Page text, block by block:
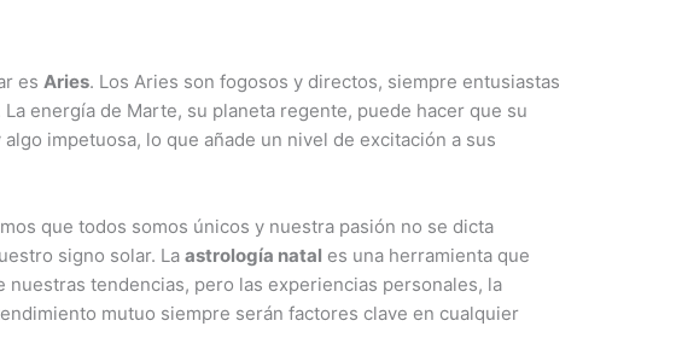
esAries. Los Aries son fogosos y directos, siempre entusiastas
energía de Marte, su planeta regente, puede hacer que su
algo impetuosa, lo que añade un nivel de excitación a sus
que todos somos únicos y nuestra pasión no se dicta
signo solar. Laastrología natal es una herramienta que
nuestras tendencias, pero las experiencias personales, la
mutuo siempre serán factores clave en cualquier